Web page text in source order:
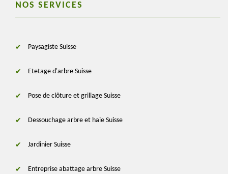
NOS SERVICES
Paysagiste Suisse
Etetage d'arbre Suisse
Pose de clôture et grillage Suisse
Dessouchage arbre et haie Suisse
Jardinier Suisse
Entreprise abattage arbre Suisse